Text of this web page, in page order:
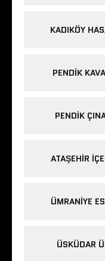
KADIKÖY
PENDIK
PENDIK
ATAŞEHIR
ÜMRANIYE
ÜSKÜDAR